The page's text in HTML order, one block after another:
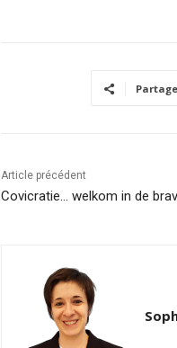
Article précédent
Covicratie… welkom in de